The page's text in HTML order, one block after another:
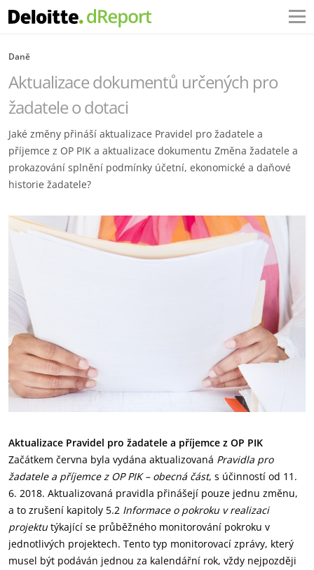
Daně
Aktualizace dokumentů určených pro
žadatele o dotaci
Jaké změny přináší aktualizace Pravidel pro žadatele a
příjemce z OP PIK a aktualizace dokumentu Změna žadatele a
prokazování splnění podmínky účetní, ekonomické a daňové
historie žadatele?
Aktualizace Pravidel pro žadatele a příjemce z OP PIK
Začátkem června byla vydána aktualizovaná Pravidla pro
žadatele a příjemce z OP PIK – obecná část, s účinností od 11.
6. 2018. Aktualizovaná pravidla přinášejí pouze jednu změnu,
a to zrušení kapitoly 5.2 Informace o pokroku v realizaci
projektutýkající se průběžného monitorování pokroku v
jednotlivých projektech. Tento typ monitorovací zprávy, který
musel být podáván jednou za kalendářní rok, vždy nejpozději